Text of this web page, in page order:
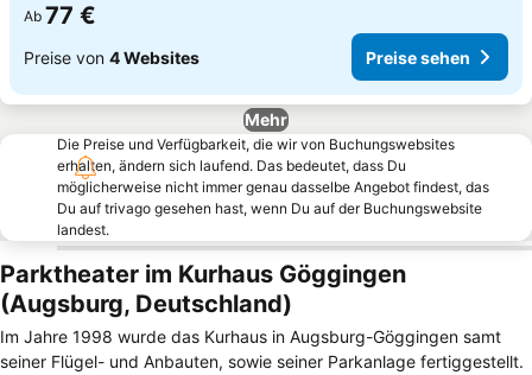
Ab 77 €
Preise von 4 Websites Preise sehen
Mehr
Die Preise und Verfügbarkeit, die wir von Buchungswebsites
erhalten, ändern sich laufend. Das bedeutet, dass Du
möglicherweise nicht immer genau dasselbe Angebot findest, das
Du auf trivago gesehen hast, wenn Du auf der Buchungswebsite
landest.
Parktheater im Kurhaus Göggingen
(Augsburg, Deutschland)
Im Jahre 1998 wurde das Kurhaus in Augsburg-Göggingen samt
seiner Flügel- und Anbauten, sowie seiner Parkanlage fertiggestellt.